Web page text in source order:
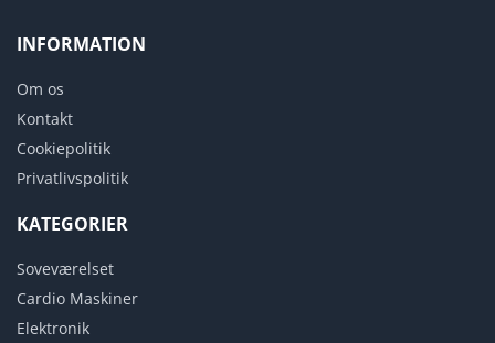
INFORMATION
Om os
Kontakt
Cookiepolitik
Privatlivspolitik
KATEGORIER
Soveværelset
Cardio Maskiner
Elektronik